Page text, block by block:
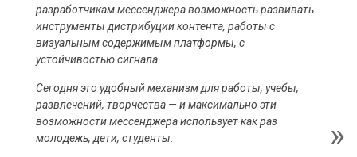
разработчикам мессенджера возможность развивать
инструменты дистрибуции контента, работы с
визуальным содержимым платформы, с
устойчивостью сигнала.
Сегодня это удобный механизм для работы, учебы,
развлечений, творчества — и максимально эти
возможности мессенджера использует как раз
молодежь, дети, студенты.